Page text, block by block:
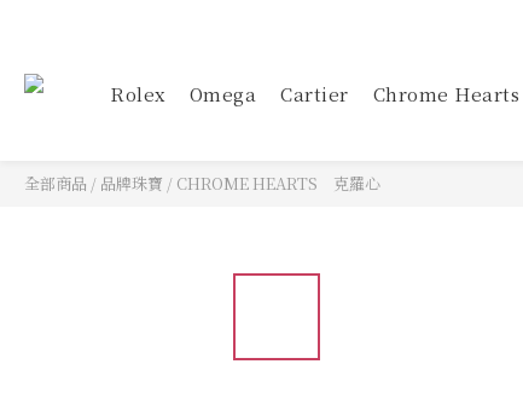
Rolex Omega Cartier Chrome Hearts
全部商品 / 品牌珠寶 / CHROME HEARTS 克羅心